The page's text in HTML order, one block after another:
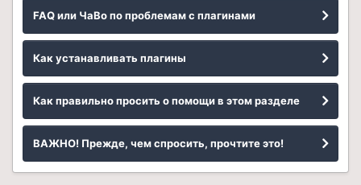
FAQ или ЧаВо по проблемам с плагинами
Как устанавливать плагины
Как правильно просить о помощи в этом разделе
ВАЖНО! Прежде, чем спросить, прочтите это!